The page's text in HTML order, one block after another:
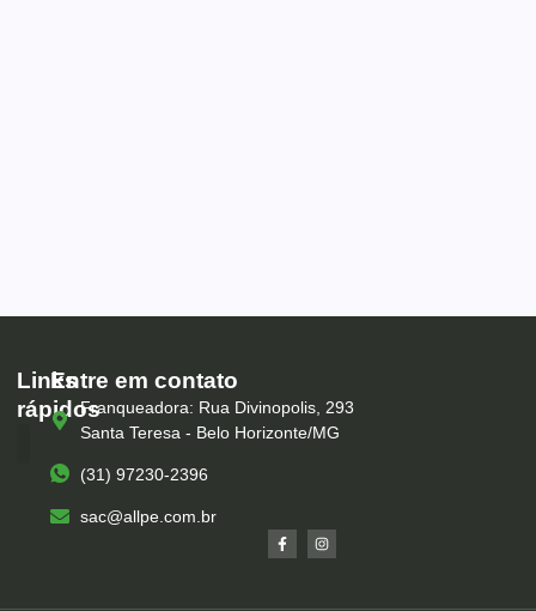
Links
rápidos
Entre em contato
Franqueadora: Rua Divinopolis, 293
Santa Teresa - Belo Horizonte/MG
(31) 97230-2396
sac@allpe.com.br